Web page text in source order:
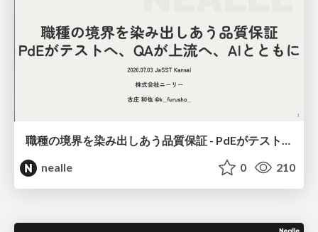
職種の境界を染み出しあう品質保証 - PdEがテストへ、QAが上流へ、AIとともに
nealle
0 210